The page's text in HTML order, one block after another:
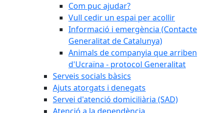
Com puc ajudar?
Vull cedir un espai per acollir
Informació i emergència (Contacte
Generalitat de Catalunya)
Animals de companyia que arriben
d'Ucraïna - protocol Generalitat
Serveis socials bàsics
Ajuts atorgats i denegats
Servei d'atenció domiciliària (SAD)